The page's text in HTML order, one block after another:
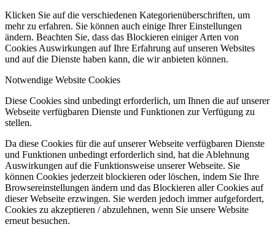
Klicken Sie auf die verschiedenen Kategorienüberschriften, um
mehr zu erfahren. Sie können auch einige Ihrer Einstellungen
ändern. Beachten Sie, dass das Blockieren einiger Arten von
Cookies Auswirkungen auf Ihre Erfahrung auf unseren Websites
und auf die Dienste haben kann, die wir anbieten können.
Notwendige Website Cookies
Diese Cookies sind unbedingt erforderlich, um Ihnen die auf unserer
Webseite verfügbaren Dienste und Funktionen zur Verfügung zu
stellen.
Da diese Cookies für die auf unserer Webseite verfügbaren Dienste
und Funktionen unbedingt erforderlich sind, hat die Ablehnung
Auswirkungen auf die Funktionsweise unserer Webseite. Sie
können Cookies jederzeit blockieren oder löschen, indem Sie Ihre
Browsereinstellungen ändern und das Blockieren aller Cookies auf
dieser Webseite erzwingen. Sie werden jedoch immer aufgefordert,
Cookies zu akzeptieren / abzulehnen, wenn Sie unsere Website
erneut besuchen.